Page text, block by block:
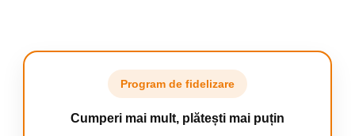
adapta la suprafață fără să vă faceți griji cu
privire la deviațiile constante
Rezistent la apă- puteți șterge cu ușurință
spăla organizatorul în mod regulat, fără să vă
Program de fidelizare
Cumperi mai mult, plătești mai puțin